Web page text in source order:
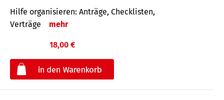
Hilfe organisieren: Anträge, Checklisten,
Verträge
mehr
18,00 €